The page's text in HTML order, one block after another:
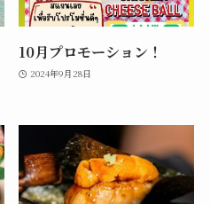
10月プロモーション！
2024年9月28日